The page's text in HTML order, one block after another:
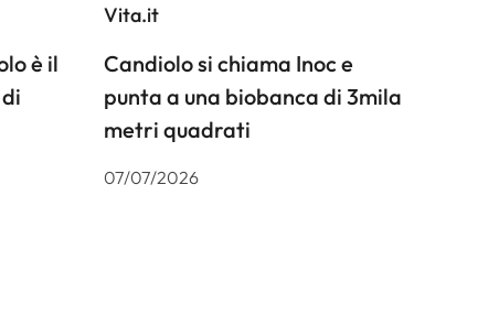
è il
Vita.it
Candiolo si chiama Inoc e
punta a una biobanca di 3mila
metri quadrati
07/07/2026